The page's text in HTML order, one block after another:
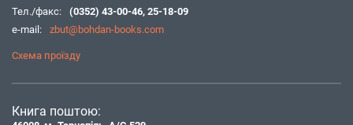
Тел./факс:
(0352) 43-00-46, 25-18-09
e-mail:
zbut@bohdan-books.com
Схема проїзду
Книга поштою: